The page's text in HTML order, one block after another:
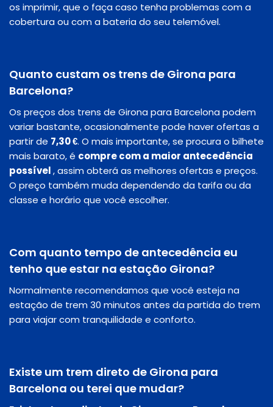
os imprimir, que o faça caso tenha problemas com a
cobertura ou com a bateria do seu telemóvel.
Quanto custam os trens de Girona para
Barcelona?
Os preços dos trens de Girona para Barcelona podem
variar bastante, ocasionalmente pode haver ofertas a
partir de 7,30 €. O mais importante, se procura o bilhete
mais barato, é compre com a maior antecedência
possível, assim obterá as melhores ofertas e preços.
O preço também muda dependendo da tarifa ou da
classe e horário que você escolher.
Com quanto tempo de antecedência eu
tenho que estar na estação Girona?
Normalmente recomendamos que você esteja na
estação de trem 30 minutos antes da partida do trem
para viajar com tranquilidade e conforto.
Existe um trem direto de Girona para
Barcelona ou terei que mudar?